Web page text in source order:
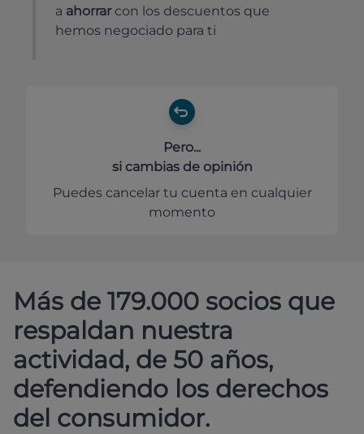
a ahorrar con los descuentos que
hemos negociado para ti
Pero...
si cambias de opinión
Puedes cancelar tu cuenta en cualquier
momento
Más de 179.000 socios que
respaldan nuestra
actividad, de 50 años,
defendiendo los derechos
del consumidor.